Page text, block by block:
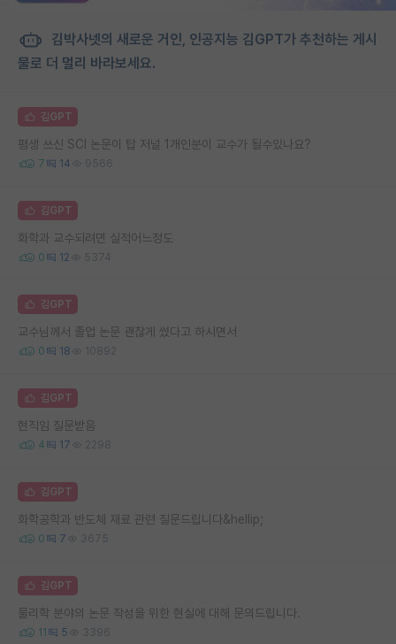
김박사넷의 새로운 거인, 인공지능 김GPT가 추천하는 게시
물로 더 멀리 바라보세요.
김GPT
평생 쓰신 SCI 논문이 탑 저널 1개인분이 교수가 될수있나요?
7 14 9566
김GPT
화학과 교수되려면 실적어느정도
0 12 5374
김GPT
교수님께서 졸업 논문 괜찮게 썼다고 하시면서
0 18 10892
김GPT
현직임 질문받음
4 17 2298
김GPT
화학공학과 반도체 재료 관련 질문드립니다&hellip;
0 7 3675
김GPT
물리학 분야의 논문 작성을 위한 현실에 대해 문의드립니다.
11 5 3396